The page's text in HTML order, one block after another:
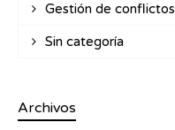
Gestión de conflictos
Sin categoría
Archivos